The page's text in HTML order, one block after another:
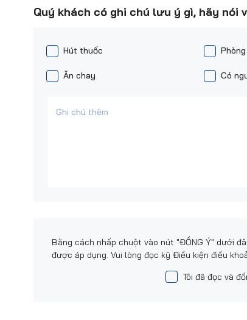
Quý khách có ghi chú lưu ý gì, hãy nói
Hút thuốc
Ăn chay Có
Bằng cách nhấp chuột vào nút "ĐỒNG Ý" dưới
được áp dụng. Vui lòng đọc kỹ Điều kiện điều
Tôi đã đọc và